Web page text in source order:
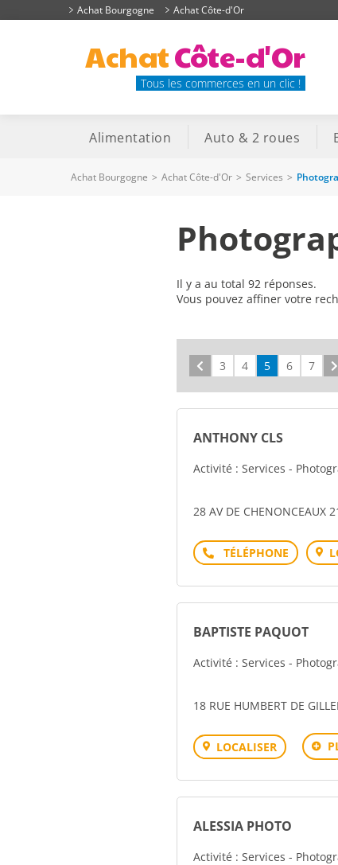
Achat Bourgogne Achat Côte-d'Or
AchatCôte-d'Or
Tous les commerces en un clic !
Alimentation Auto & 2 roues
Achat Bourgogne > Achat Côte-d'Or > Services >
Il y a au total 92 réponses.
Vous pouvez affiner votre
Précédent
3 4 5 6 7
ANTHONY CLS
Activité : Services -
28 AV DE CHENONCEAUX
Téléphone
BAPTISTE PAQUOT
Activité : Services -
18 RUE HUMBERT DE
LOCALISER
ALESSIA PHOTO
Activité : Services -